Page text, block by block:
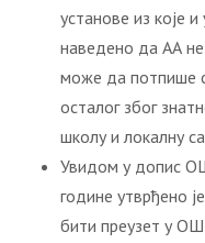
установе из које и
наведено да АА не
може да потпише
осталог због
школу и локалну
Увидом у допис
године утврђено
бити преузет у ОШ